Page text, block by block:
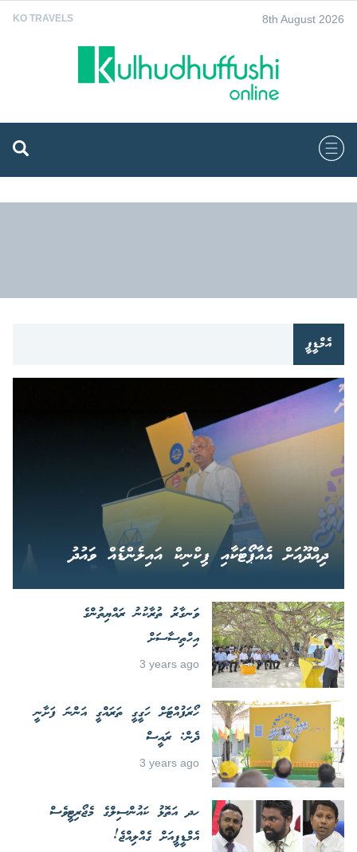
KO TRAVELS 8th August 2026
އެމްޑީޕީ
ދިއްދޫއަށް އެއާޕޯޓަކާއި ޕިކްނިކް އައިލެންޑެއް ވައުދު
ވަނގާރު ތުރާކުނު ރައްޔިތުންގެ
އިހްތިސާސަށް
3 years ago
ހޯރަފުއްޓަށް ހަގީގީ ތަރައްގީ އަންނަ ފަށާނީ
ދެން: ރައީސް
3 years ago
ހދ އަތޮޅު ކައުންސިލްގެ މެޖޯރިޓީވެސް
އެމްޑީޕީއަށް ގެއްލިއްޖެ!